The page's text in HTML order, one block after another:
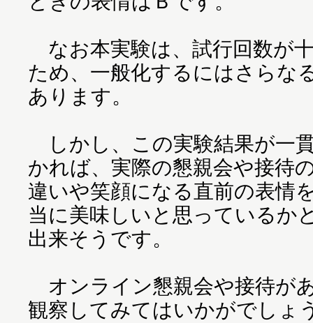
なお本実験は、試行回数が
ため、一般化するにはさらな
あります。
しかし、この実験結果が一
かれば、実際の懇親会や接待
違いや笑顔になる直前の表情
当に美味しいと思っているか
出来そうです。
オンライン懇親会や接待が
観察してみてはいかがでしょ